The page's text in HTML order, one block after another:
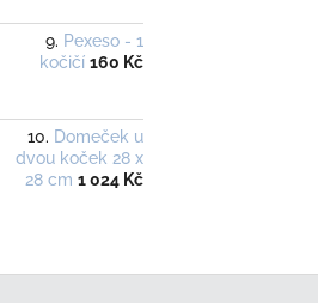
Pexeso - 1
kočičí 160 Kč
Domeček u
dvou koček 28 x
28 cm 1 024 Kč